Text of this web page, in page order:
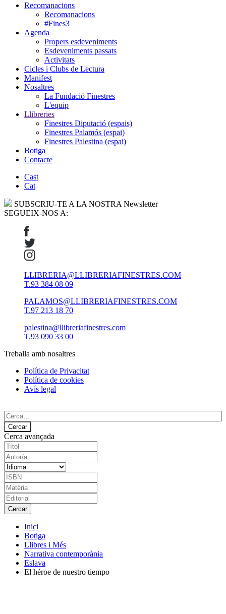
Recomanacions
Recomanacions
#Fines3
Agenda
Propers esdeveniments
Esdeveniments passats
Activitats
Cicles i Clubs de Lectura
Manifest
Nosaltres
La Fundació Finestres
L'equip
Llibreries
Finestres Diputació (espais)
Finestres Palamós (espai)
Finestres Palestina (espai)
Botiga
Contacte
Cast
Cat
SUBSCRIU-TE A LA NOSTRA Newsletter
SEGUEIX-NOS A:
LLIBRERIA@LLIBRERIAFINESTRES.COM
T.93 384 08 09
PALAMOS@LLIBRERIAFINESTRES.COM
T.97 213 18 70
palestina@llibreriafinestres.com
T.93 090 33 00
Treballa amb nosaltres
Política de Privacitat
Política de cookies
Avís legal
Cerca avançada
Inici
Botiga
Llibres i Més
Narrativa contemporània
Eslava
El héroe de nuestro tiempo